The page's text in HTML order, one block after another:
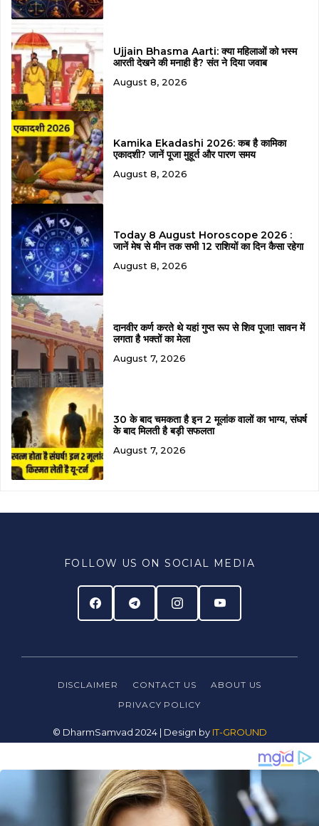
Ujjain Bhasma Aarti: क्या महिलाओं को भस्म
आरती देखने की मनाही है? संत ने दिया जवाब
August 8, 2026
Kamika Ekadashi 2026: कब है कामिका
एकादशी? जानें पूजा मुहूर्त और पारण समय
August 8, 2026
Today 8 August Horoscope 2026 :
जानें मेष से मीन तक सभी 12 राशियों का दिन कैसा रहेगा
August 8, 2026
दानवीर कर्ण करते थे यहां गुप्त रूप से शिव पूजा! सावन में
लगता है भक्तों का मेला
August 7, 2026
30 के बाद चमकता है इन 2 मूलांक वालों का भाग्य, संघर्ष
के बाद मिलती है बड़ी सफलता
August 7, 2026
FOLLOW US ON SOCIAL MEDIA
DISCLAIMER CONTACT US
ABOUT US
PRIVACY POLICY
© DharmSamvad 2024 | Design byIT-GROUND